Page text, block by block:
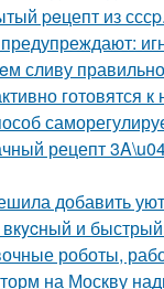
peцепт из сссp.
сливу
готовятся
рецепт
добавить
и быстрый
роботы,
на Москву